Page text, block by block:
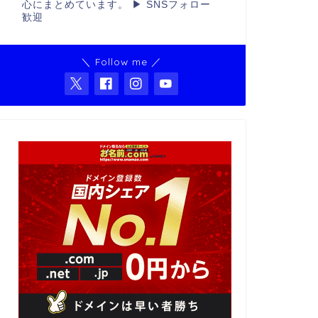
心にまとめています。 ▶ SNSフォロー
歓迎
＼ Follow me ／